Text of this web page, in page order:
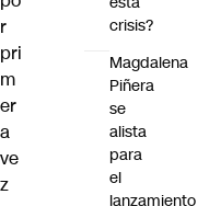
r
pri
m
er
a
ve
z
crisis?
Magdalena
Piñera
se
alista
para
el
lanzamiento